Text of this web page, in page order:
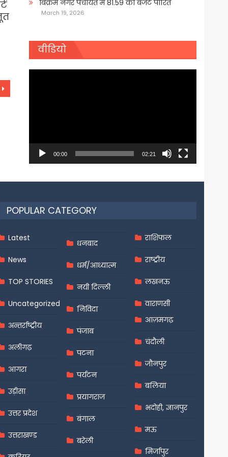
बिक्रम नगर पंचायत में 81.59 का बजट पारित
March 19, 2026
वीडियो
00:00 02:21
POPULAR CATEGORY
Latest
News
TOP STORIES
Uncategorized
अन्तर्राष्ट्रीय
अलीगढ़
आगरा
उड़ीसा
उत्तर प्रदेश
उत्तराखण्ड
धनबाद
धर्म/आध्यात्म
नयी दिल्ली
निविदा
पंजाब
पटना
पर्यटन
प्रयागराज
बंगाल
बरेली
राशिफल
राष्ट्रीय
लखनऊ
वाराणसी
आज़मगढ़
चंदौली
जौनपुर
बलिया
भदोही, ज्ञानपुर
मऊ
मिर्जापुर